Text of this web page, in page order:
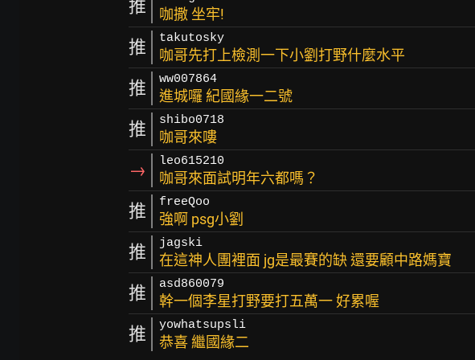
推 咖撒 坐牢!
推 takutosky
咖哥先打上檢測一下小劉打野什麼水平
推 ww007864
進城囉 紀國緣一二號
推 shibo0718
咖哥來嘍
→ leo615210
咖哥來面試明年六都嗎？
推 freeQoo
強啊 psg小劉
推 jagski
在這神人團裡面 jg是最賽的缺 還要顧中路媽寶
推 asd860079
幹一個李星打野要打五萬一 好累喔
推 yowhatsupsli
恭喜 繼國緣二